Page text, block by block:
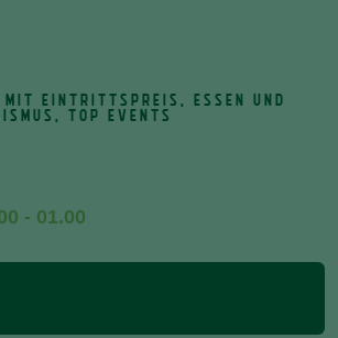
MIT EINTRITTSPREIS, ESSEN UND
TOP EVENTS
- 01.00